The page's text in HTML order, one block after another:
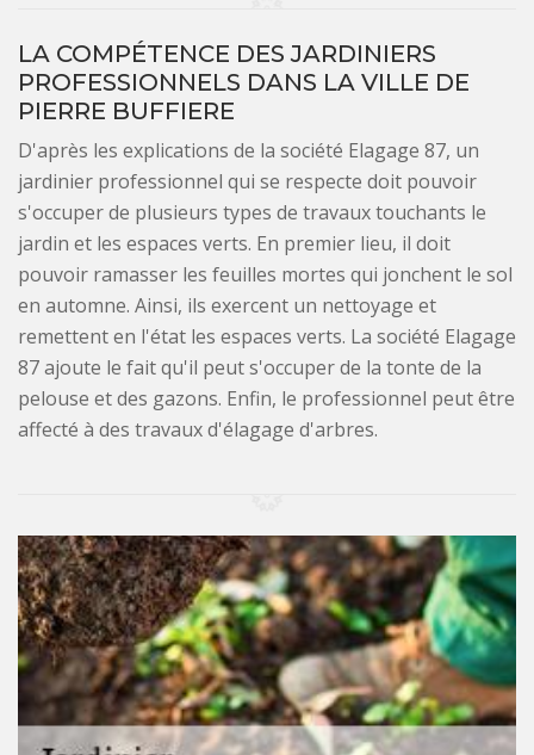
LA COMPÉTENCE DES JARDINIERS
PROFESSIONNELS DANS LA VILLE DE
PIERRE BUFFIERE
D'après les explications de la société Elagage 87, un
jardinier professionnel qui se respecte doit pouvoir
s'occuper de plusieurs types de travaux touchants le
jardin et les espaces verts. En premier lieu, il doit
pouvoir ramasser les feuilles mortes qui jonchent le sol
en automne. Ainsi, ils exercent un nettoyage et
remettent en l'état les espaces verts. La société Elagage
87 ajoute le fait qu'il peut s'occuper de la tonte de la
pelouse et des gazons. Enfin, le professionnel peut être
affecté à des travaux d'élagage d'arbres.